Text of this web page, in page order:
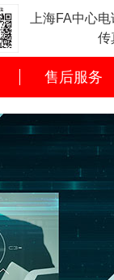
上海FA中心
传
售后服务